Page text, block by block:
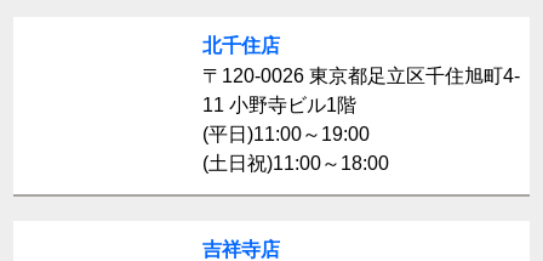
北千住店
〒120-0026 東京都足立区千住旭町4-
11 小野寺ビル1階
(平日)11:00～19:00
(土日祝)11:00～18:00
吉祥寺店